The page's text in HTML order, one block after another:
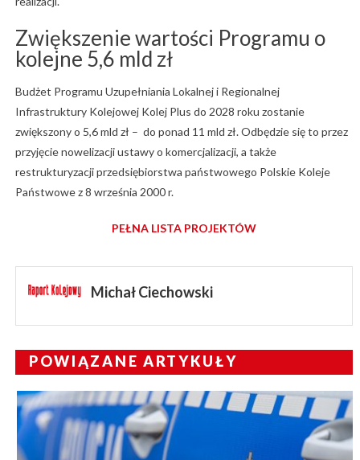
Zwiększenie wartości Programu o
kolejne 5,6 mld zł
Budżet Programu Uzupełniania Lokalnej i Regionalnej
Infrastruktury Kolejowej Kolej Plus do 2028 roku zostanie
zwiększony o 5,6 mld zł – do ponad 11 mld zł. Odbędzie się to przez
przyjęcie nowelizacji ustawy o komercjalizacji, a także
restrukturyzacji przedsiębiorstwa państwowego Polskie Koleje
Państwowe z 8 września 2000 r.
PEŁNA LISTA PROJEKTÓW
Michał Ciechowski
POWIĄZANE ARTYKUŁY